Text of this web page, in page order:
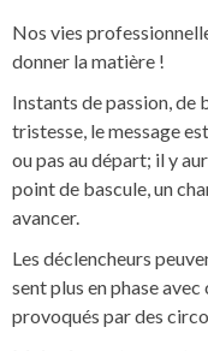
Nos vies
donner la matière !
Instants de passion, de
tristesse, le message
ou pas au départ; il y
point de bascule, un
avancer.
Les déclencheurs
sent plus en phase
provoqués par des